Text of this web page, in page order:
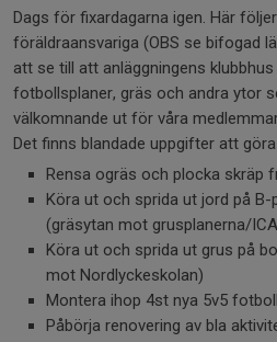
Dags för fixardagarna igen. Här
föräldraansvariga (OBS se bifogad
att se till att anläggningens
fotbollsplaner, gräs och andra ytor
välkomnande ut för våra
Det finns blandade uppgifter att göra
Rensa ogräs och plocka skräp
Köra ut och sprida ut jord på
(gräsytan mot grusplanerna/
Köra ut och sprida ut grus på
mot Nordlyckeskolan)
Montera ihop 4st nya 5v5
Påbörja renovering av bla